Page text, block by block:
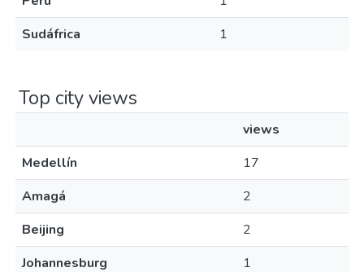
Sudáfrica
1
Top city views
views
Medellín
17
Amagá
2
Beijing
2
Johannesburg
1